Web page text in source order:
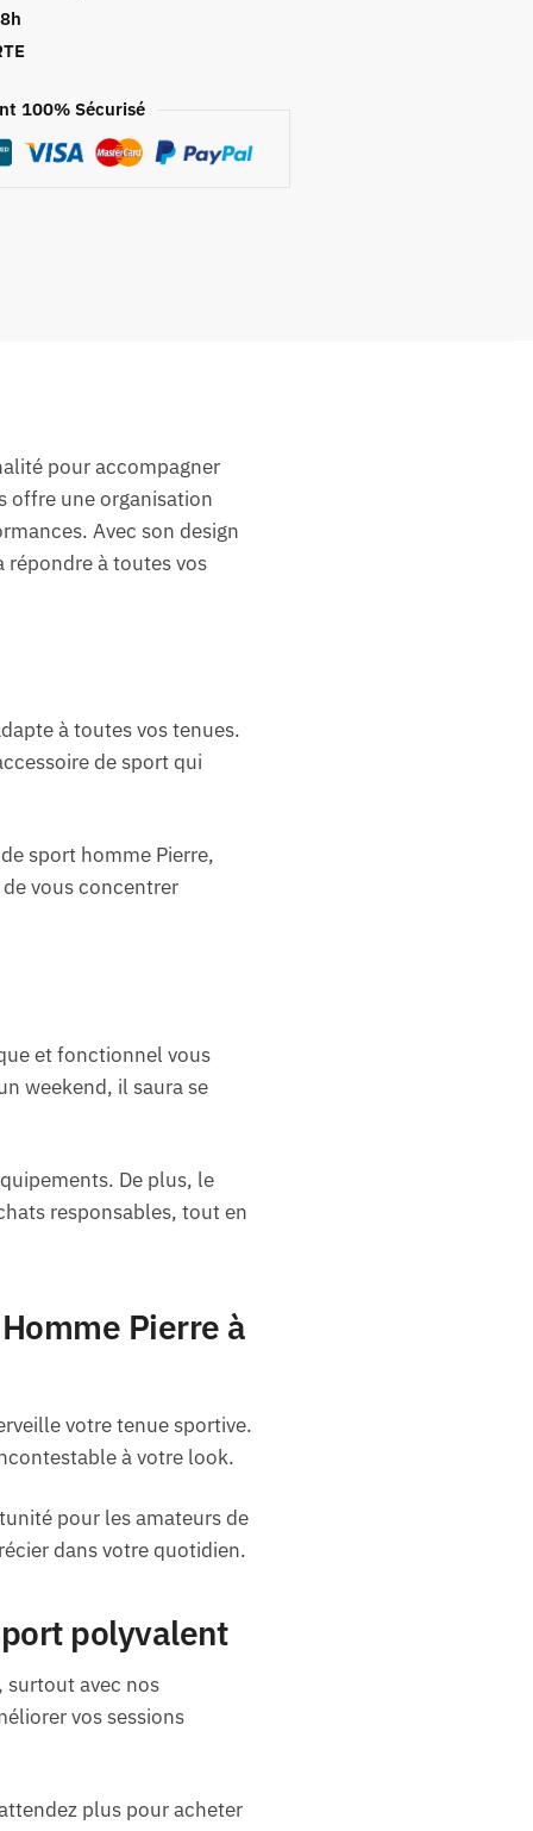
100% Sécurisé
pour accompagner
offre une organisation
Avec son design
répondre à toutes vos
à toutes vos tenues.
de sport qui
sport homme Pierre,
vous concentrer
et fonctionnel vous
weekend, il saura se
De plus, le
responsables, tout en
Pierre à
votre tenue sportive.
à votre look.
pour les amateurs de
dans votre quotidien.
polyvalent
surtout avec nos
vos sessions
plus pour acheter